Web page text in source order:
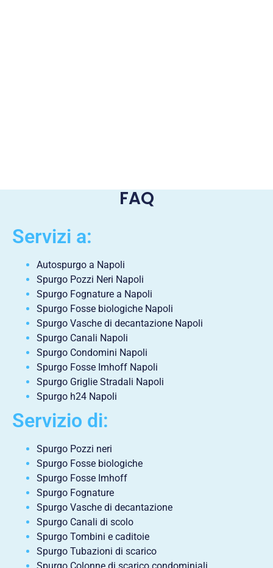
FAQ
Servizi a:
Autospurgo a Napoli
Spurgo Pozzi Neri Napoli
Spurgo Fognature a Napoli
Spurgo Fosse biologiche Napoli
Spurgo Vasche di decantazione Napoli
Spurgo Canali Napoli
Spurgo Condomini Napoli
Spurgo Fosse Imhoff Napoli
Spurgo Griglie Stradali Napoli
Spurgo h24 Napoli
Servizio di:
Spurgo Pozzi neri
Spurgo Fosse biologiche
Spurgo Fosse Imhoff
Spurgo Fognature
Spurgo Vasche di decantazione
Spurgo Canali di scolo
Spurgo Tombini e caditoie
Spurgo Tubazioni di scarico
Spurgo Colonne di scarico condominiali